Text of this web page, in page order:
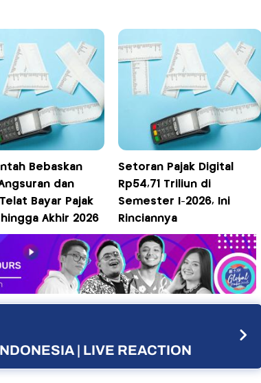
Bebaskan
dan
Bayar Pajak
hingga Akhir 2026
Setoran Pajak Digital
Rp54,71 Triliun di
Semester I-2026, Ini
Rinciannya
| LIVE REACTION